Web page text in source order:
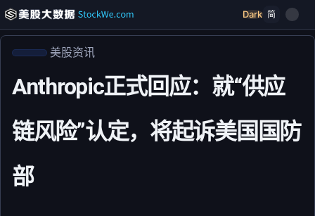
Dark 简
美股资讯
Anthropic正式回应：就“供应
链风险”认定，将起诉美国国防
部